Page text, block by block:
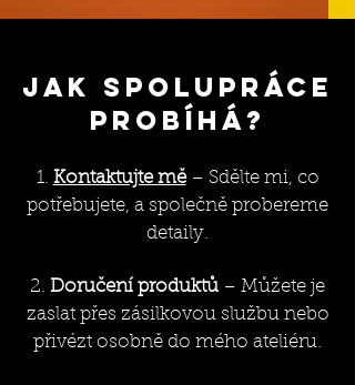
Jak spolupráce
probíhá?
1. Kontaktujte mě– Sdělte mi, co
potřebujete, a společně probereme
detaily.
2. Doručení produktů – Můžete je
zaslat přes zásilkovou službu nebo
přivézt osobně do mého ateliéru.